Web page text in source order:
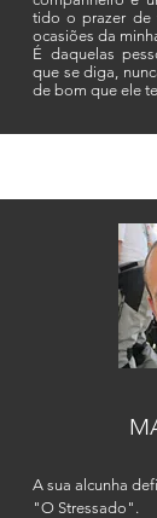
tido o prazer de
ocasiões da
​É daquelas
que se diga,
de bom que ele
A sua alcunha
"O Stressado".